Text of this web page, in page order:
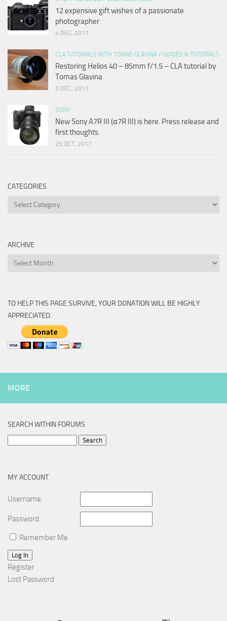
12 expensive gift wishes of a passionate
photographer
4 DEC, 2017
CLA TUTORIALS WITH TOMAS GLAVINA / GUIDES & TUTORIALS
Restoring Helios 40 – 85mm f/1.5 – CLA tutorial by
Tomas Glavina
3 DEC, 2017
SONY
New Sony A7R III (α7R III) is here. Press release and
first thoughts.
25 OCT, 2017
CATEGORIES
Categories
ARCHIVE
Archive
TO HELP THIS PAGE SURVIVE, YOUR DONATION WILL BE HIGHLY
APPRECIATED.
MORE
SEARCH WITHIN FORUMS
MY ACCOUNT
Username:
Password:
Remember Me
Log In
Register
Lost Password